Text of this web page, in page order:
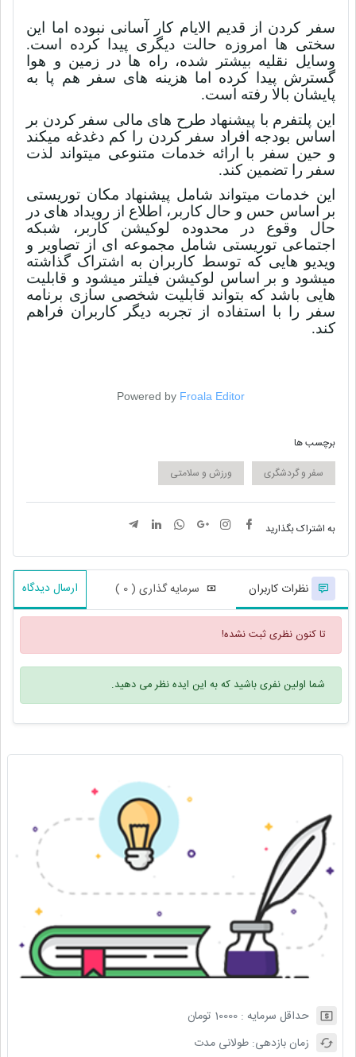
حداقل سرمایه :10000 تومان
زمان بازدهی:طولانی مدت
سفر کردن از قدیم الایام کار آسانی نبوده اما این
سختی ها امروزه حالت دیگری پیدا کرده است.
وسایل نقلیه بیشتر شده، راه ها در زمین و هوا
گسترش پیدا کرده اما هزینه های سفر هم پا به
پایشان بالا رفته است.
این پلتفرم با پیشنهاد طرح های مالی سفر کردن بر
اساس بودجه افراد سفر کردن را کم دغدغه میکند
و حین سفر با ارائه خدمات متنوعی میتواند لذت
سفر را تضمین کند.
این خدمات میتواند شامل پیشنهاد مکان توریستی
بر اساس حس و حال کاربر، اطلاع از رویداد های در
حال وقوع در محدوده لوکیشن کاربر، شبکه
اجتماعی توریستی شامل مجموعه ای از تصاویر و
ویدیو هایی که توسط کاربران به اشتراک گذاشته
میشود و بر اساس لوکیشن فیلتر میشود و قابلیت
هایی باشد که بتواند قابلیت شخصی سازی برنامه
سفر را با استفاده از تجربه دیگر کاربران فراهم
کند.
Powered by Froala Editor
برچسب ها
سفر و گردشگری
ورزش و سلامتی
به اشتراک بگذارید
نظرات کاربران سرمایه گذاری ( 0 ) ارسال دیدگاه
تا کنون نظری ثبت نشده!
شما اولین نفری باشید که به این ایده نظر می دهید.